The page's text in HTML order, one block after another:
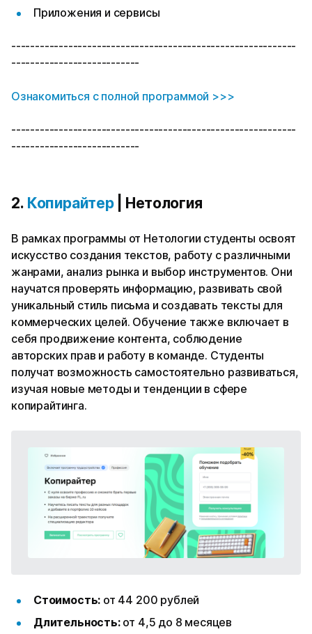
Приложения и сервисы
------------------------------------------------------------
---------------------------
Ознакомиться с полной программой >>>
------------------------------------------------------------
---------------------------
2. Копирайтер| Нетология
В рамках программы от Нетологии студенты освоят
искусство создания текстов, работу с различными
жанрами, анализ рынка и выбор инструментов. Они
научатся проверять информацию, развивать свой
уникальный стиль письма и создавать тексты для
коммерческих целей. Обучение также включает в
себя продвижение контента, соблюдение
авторских прав и работу в команде. Студенты
получат возможность самостоятельно развиваться,
изучая новые методы и тенденции в сфере
копирайтинга.
Стоимость: от 44 200 рублей
Длительность:от 4,5 до 8 месяцев